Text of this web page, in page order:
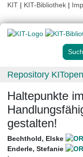
KIT | KIT-Bibliothek |
Repository KITopen
Haltepunkte
gestalten!
Bechthold, Elske
Enderle, Stefanie